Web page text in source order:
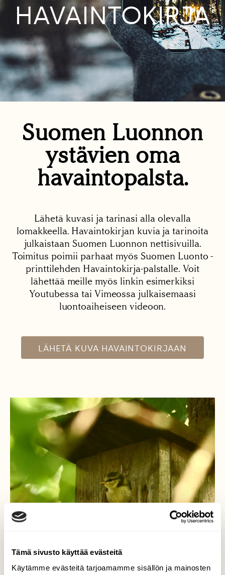
Tämä sivusto käyttää evästeitä
Käytämme evästeitä tarjoamamme sisällön ja mainosten
HAVAINTOKIRJA
Suomen Luonnon
ystävien oma
havaintopalsta.
Lähetä kuvasi ja tarinasi alla olevalla
lomakkeella. Havaintokirjan kuvia ja tarinoita
julkaistaan Suomen Luonnon nettisivuilla.
Toimitus poimii parhaat myös Suomen Luonto -
printtilehden Havaintokirja-palstalle. Voit
lähettää meille myös linkin esimerkiksi
Youtubessa tai Vimeossa julkaisemaasi
luontoaiheiseen videoon.
LÄHETÄ KUVA HAVAINTOKIRJAAN